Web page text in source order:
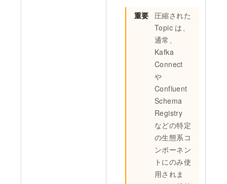
重要
圧縮された
Topic は、
通常、
Kafka
Connect
や
Confluent
Schema
Registry
などの特定
の生態系コ
ンポーネン
トにのみ使
用されま